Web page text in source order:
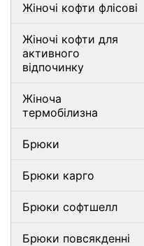
Жіночі кофти флісові
Жіночі кофти для
активного
відпочинку
Жіноча
термобілизна
Брюки
Брюки карго
Брюки софтшелл
Брюки повсякденні